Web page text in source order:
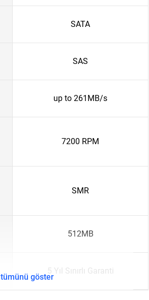
SATA
SAS
up to 261MB/s
7200 RPM
SMR
512MB
5 Yıl Sınırlı Garanti
tümünü göster